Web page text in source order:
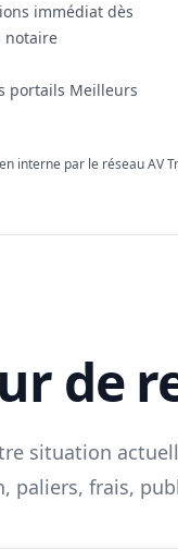
immédiat dès
notaire
portails Meilleurs
interne par le réseau AV
de
situation
paliers, frais,